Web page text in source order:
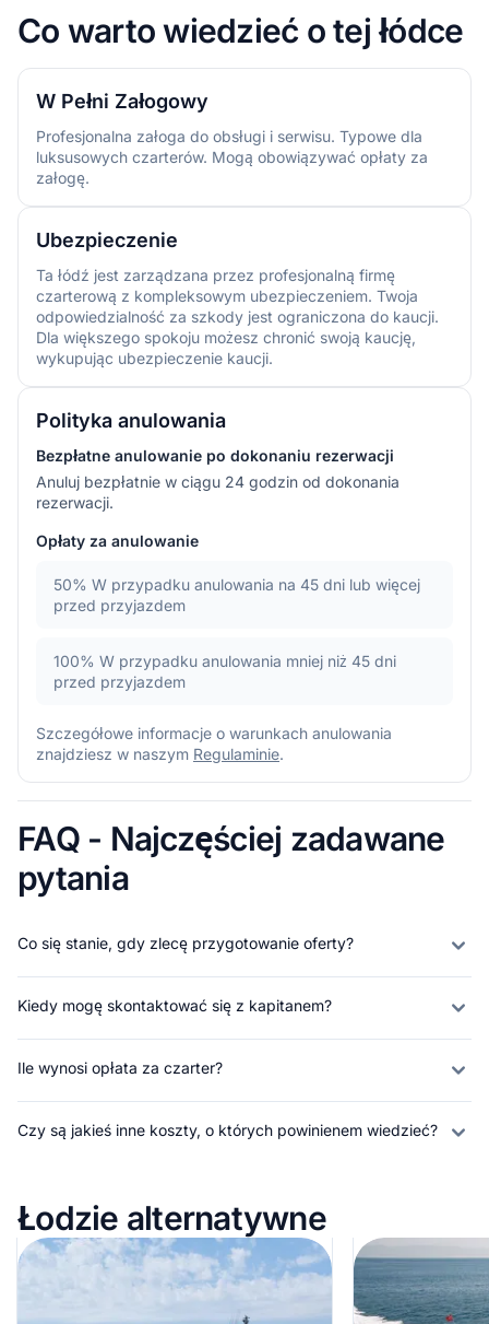
Co warto wiedzieć o tej łódce
W Pełni Załogowy
Profesjonalna załoga do obsługi i serwisu. Typowe dla
luksusowych czarterów. Mogą obowiązywać opłaty za
załogę.
Ubezpieczenie
Ta łódź jest zarządzana przez profesjonalną firmę
czarterową z kompleksowym ubezpieczeniem. Twoja
odpowiedzialność za szkody jest ograniczona do kaucji.
Dla większego spokoju możesz chronić swoją kaucję,
wykupując ubezpieczenie kaucji.
Polityka anulowania
Bezpłatne anulowanie po dokonaniu rezerwacji
Anuluj bezpłatnie w ciągu 24 godzin od dokonania
rezerwacji.
Opłaty za anulowanie
50% W przypadku anulowania na 45 dni lub więcej
przed przyjazdem
100% W przypadku anulowania mniej niż 45 dni
przed przyjazdem
Szczegółowe informacje o warunkach anulowania
znajdziesz w naszym Regulaminie.
FAQ - Najczęściej zadawane
pytania
Co się stanie, gdy zlecę przygotowanie oferty?
Kiedy mogę skontaktować się z kapitanem?
Ile wynosi opłata za czarter?
Czy są jakieś inne koszty, o których powinienem wiedzieć?
Łodzie alternatywne